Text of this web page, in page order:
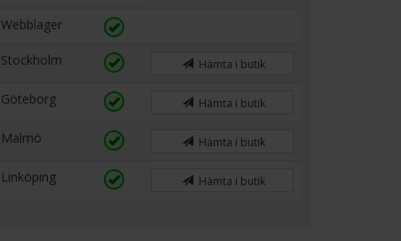
Webblager
Stockholm Hämta i butik
Göteborg Hämta i butik
Malmö Hämta i butik
Linköping Hämta i butik